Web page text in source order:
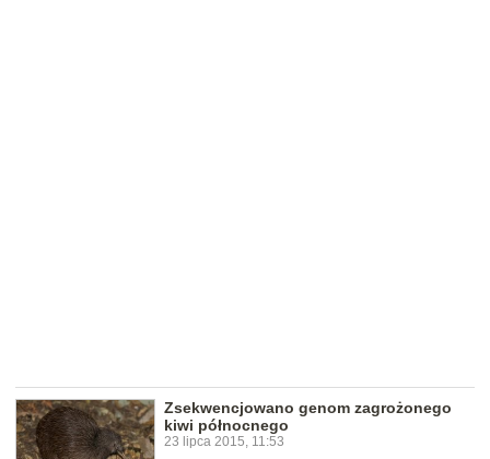
Zsekwencjowano genom zagrożonego
kiwi północnego
23 lipca 2015, 11:53